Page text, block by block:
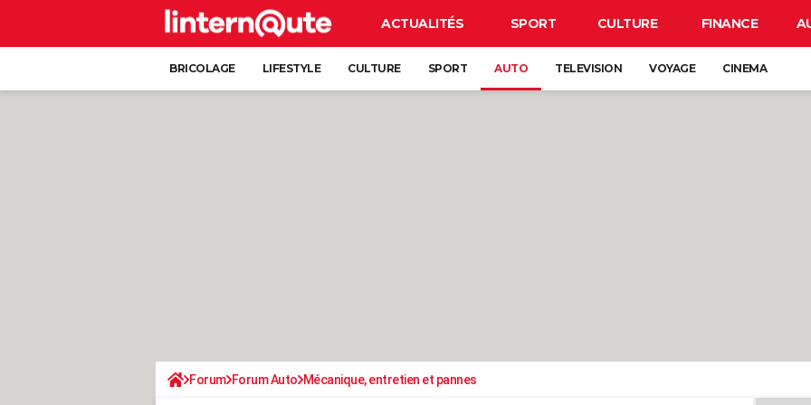
ACTUALITÉS SPORT CULTURE FINANCE
BRICOLAGE LIFESTYLE CULTURE SPORT AUTO TELEVISION VOYAGE CINEMA
Forum Forum Auto Mécanique, entretien et pannes